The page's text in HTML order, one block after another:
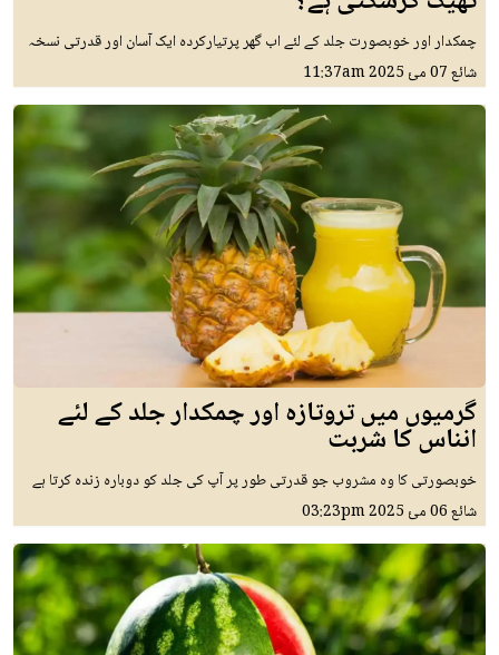
چمکدار اور خوبصورت جلد کے لئے اب گھر پرتیارکردہ ایک آسان اور قدرتی نسخہ
شائع07 مئ 2025 11:37am
گرمیوں میں تروتازہ اور چمکدار جلد کے لئے
انناس کا شربت
خوبصورتی کا وہ مشروب جو قدرتی طور پر آپ کی جلد کو دوبارہ زندہ کرتا ہے
شائع06 مئ 2025 03:23pm